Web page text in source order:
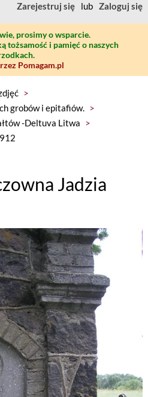
Zarejestruj się lub Zaloguj się
prosimy o wsparcie.
tożsamość i pamięć o naszych
Pomagam.pl
>
grobów i epitafiów. >
-Deltuva Litwa >
Jadzia